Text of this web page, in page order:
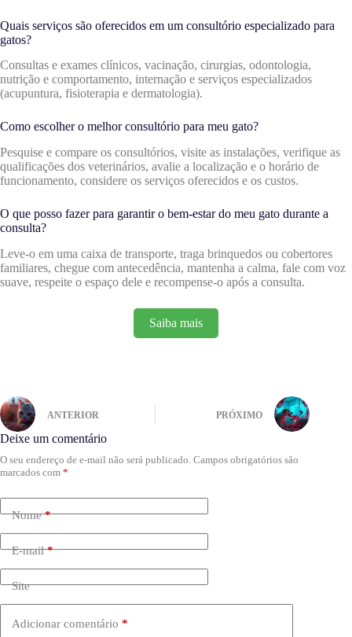
Quais serviços são oferecidos em um consultório especializado para
gatos?
Consultas e exames clínicos, vacinação, cirurgias, odontologia,
nutrição e comportamento, internação e serviços especializados
(acupuntura, fisioterapia e dermatologia).
Como escolher o melhor consultório para meu gato?
Pesquise e compare os consultórios, visite as instalações, verifique as
qualificações dos veterinários, avalie a localização e o horário de
funcionamento, considere os serviços oferecidos e os custos.
O que posso fazer para garantir o bem-estar do meu gato durante a
consulta?
Leve-o em uma caixa de transporte, traga brinquedos ou cobertores
familiares, chegue com antecedência, mantenha a calma, fale com voz
suave, respeite o espaço dele e recompense-o após a consulta.
Saiba mais
ANTERIOR PRÓXIMO
Deixe um comentário
O seu endereço de e-mail não será publicado. Campos obrigatórios são
marcados com *
Nome*
E-mail*
Site
Adicionar comentário *